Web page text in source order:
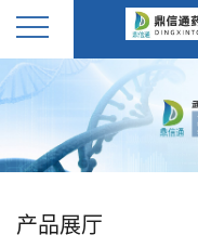
公
产品展厅